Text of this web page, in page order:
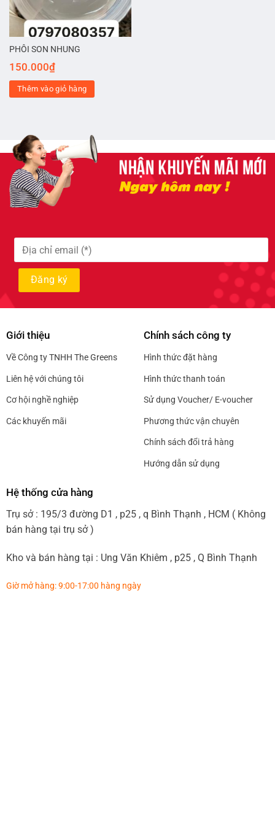
PHÔI SON NHUNG
150.000₫
Thêm vào giỏ hàng
Giới thiệu
Về Công ty TNHH The Greens
Liên hệ với chúng tôi
Cơ hội nghề nghiệp
Các khuyến mãi
Chính sách công ty
Hình thức đặt hàng
Hình thức thanh toán
Sử dụng Voucher/ E-voucher
Phương thức vận chuyên
Chính sách đổi trả hàng
Hướng dẫn sử dụng
Hệ thống cửa hàng
Trụ sở : 195/3 đường D1 , p25 , q Bình Thạnh , HCM ( Không
bán hàng tại trụ sở )
Kho và bán hàng tại : Ung Văn Khiêm , p25 , Q Bình Thạnh
Giờ mở hàng: 9:00-17:00 hàng ngày